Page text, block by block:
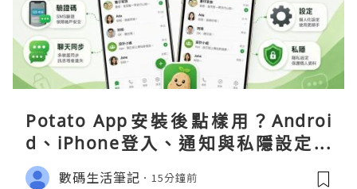
Potato App安裝後點樣用？Androi
d、iPhone登入、通知與私隱設定完
整指南
數碼生活筆記 15分鐘前